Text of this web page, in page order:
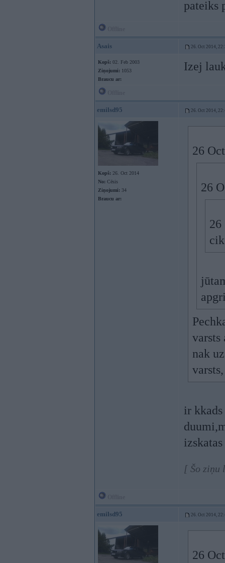
pateiks
Asais 26. Oct 2014,
Kopš: 02. Feb 2003
Ziņojumi: 1053
Braucu ar:
Izej
emilsd95 26. Oct 2014,
Kopš: 26. Oct 2014
No: Cēsis
Ziņojumi: 34
Braucu ar:
26
26
26
varsts
nak
ir
[ Šo ziņu
emilsd95 26. Oct 2014,
26